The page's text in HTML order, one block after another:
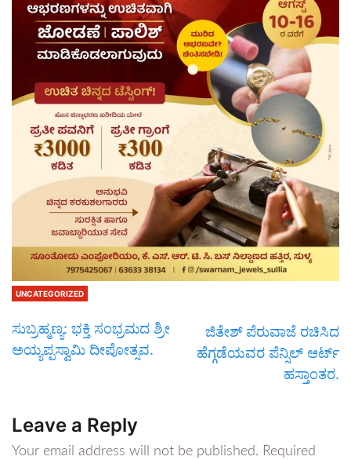
UNCATEGORIZED
ಸುಬ್ರಹ್ಮಣ್ಯ: ಭಕ್ತಿ ಸಂಭ್ರಮದ ಶ್ರೀ
ಅಯ್ಯಪ್ಪಸ್ವಾಮಿ ದೀಪೋತ್ಸವ.
ಜಿತೇಶ್ ಪೆರುವಾಜೆ ರಚಿಸಿದ
ಹೆಗ್ಗಡೆಯವರ ಪೆನ್ಸಿಲ್ ಆರ್ಟ್
ಹಸ್ತಾಂತರ.
Leave a Reply
Your email address will not be published. Required